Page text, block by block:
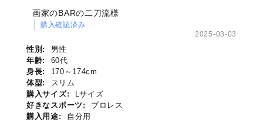
画家のBARの二刀流様
購入確認済み
2025-03-03
性別:
男性
年齢:
60代
身長:
170～174cm
体型:
スリム
購入サイズ:
Lサイズ
好きなスポーツ:
プロレス
購入用途:
自分用